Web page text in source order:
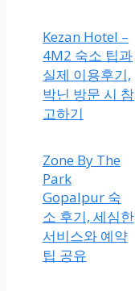
Kezan Hotel –
4M2 숙소 팁과
실제 이용후기,
박닌 방문 시 참
고하기
Zone By The
Park
Gopalpur 숙
소 후기, 세심한
서비스와 예약
팁 공유